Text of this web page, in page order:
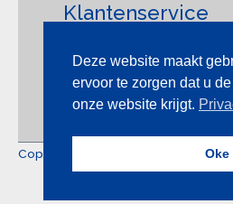
Klantenservice
Contact
Offerte aanvragen
Copyright © 2026 VK Containers
Deze website maakt
ervoor te zorgen dat u
onze website krijgt.
Oke